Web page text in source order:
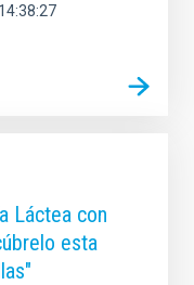
Láctea con
esta